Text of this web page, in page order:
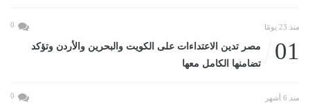
منذ 23 يومًا 0
01
مصر تدين الاعتداءات على الكويت والبحرين والأردن وتؤكد
تضامنها الكامل معها
منذ 6 أشهر 0